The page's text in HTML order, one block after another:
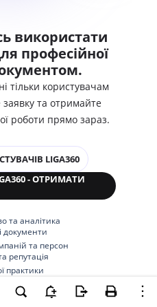
використати
професійної
тільки користувачам
та отримайте
роботи прямо зараз.
LIGA360
- ОТРИМАТИ
та аналітика
документи
та персон
репутація
практики